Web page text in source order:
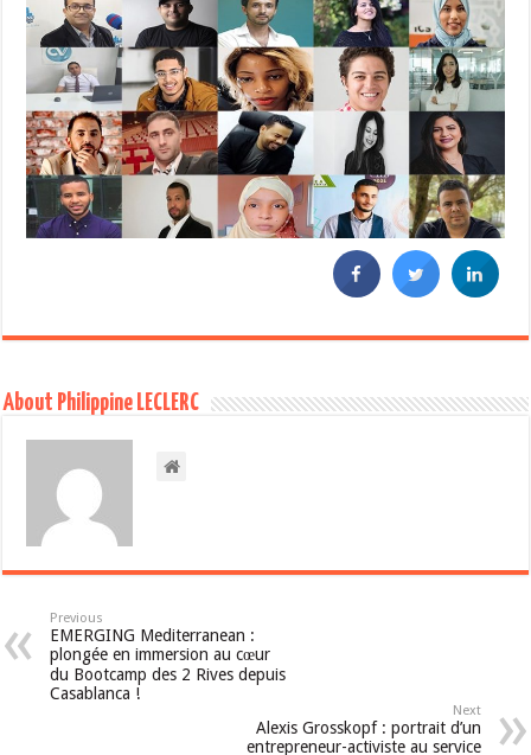
About Philippine LECLERC
Previous
EMERGING Mediterranean :
plongée en immersion au cœur
du Bootcamp des 2 Rives depuis
Casablanca !
Next
Alexis Grosskopf : portrait d’un
entrepreneur-activiste au service